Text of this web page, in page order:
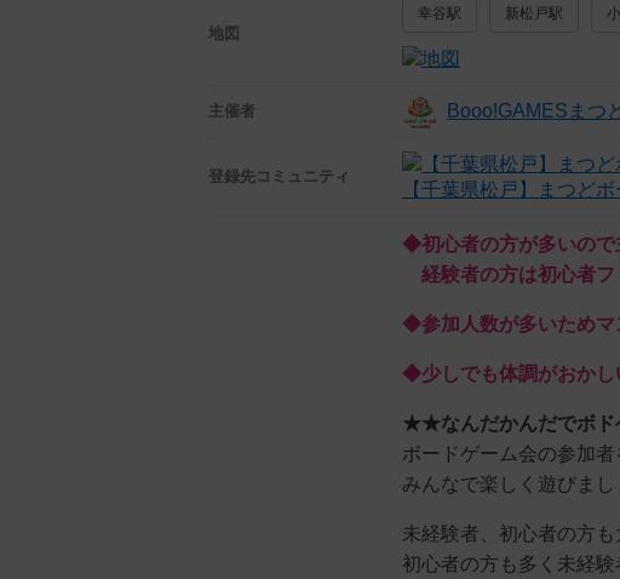
地図
幸谷駅 新松戸駅
主催者 Booo!GAMESまつ
登録先コミュニティ
【千葉県松戸】まつど
◆初心者の方が多いので
経験者の方は初心者フ
◆参加人数が多いためマ
◆少しでも体調がおかし
★★なんだかんだでボ
ボードゲーム会の参加者
みんなで楽しく遊びまし
未経験者、初心者の方も
初心者の方も多く未経